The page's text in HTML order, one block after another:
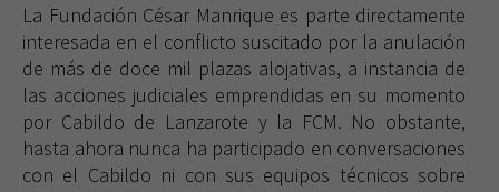
La Fundación César Manrique es parte directamente
interesada en el conflicto suscitado por la anulación
de más de doce mil plazas alojativas, a instancia de
las acciones judiciales emprendidas en su momento
por Cabildo de Lanzarote y la FCM. No obstante,
hasta ahora nunca ha participado en conversaciones
con el Cabildo ni con sus equipos técnicos sobre